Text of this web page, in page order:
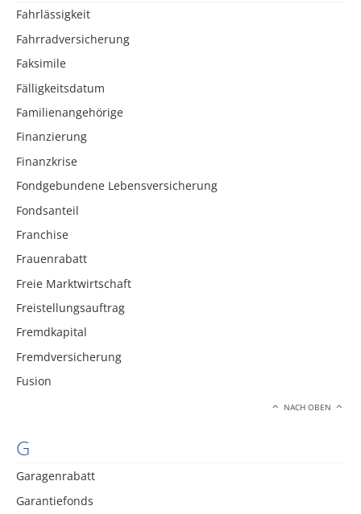
Fahrlässigkeit
Fahrradversicherung
Faksimile
Fälligkeitsdatum
Familienangehörige
Finanzierung
Finanzkrise
Fondgebundene Lebensversicherung
Fondsanteil
Franchise
Frauenrabatt
Freie Marktwirtschaft
Freistellungsauftrag
Fremdkapital
Fremdversicherung
Fusion
NACH OBEN
G
Garagenrabatt
Garantiefonds